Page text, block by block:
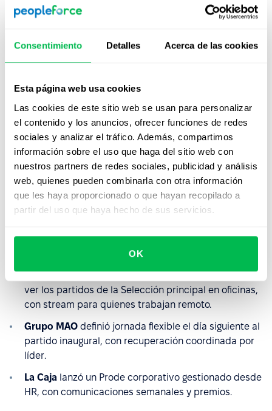
Consentimiento Detalles Acerca de las cookies
Esta página web usa cookies
Las cookies de este sitio web se usan para personalizar
el contenido y los anuncios, ofrecer funciones de redes
sociales y analizar el tráfico. Además, compartimos
información sobre el uso que haga del sitio web con
nuestros partners de redes sociales, publicidad y análisis
web, quienes pueden combinarla con otra información
que les haya proporcionado o que hayan recopilado a
partir del uso que haya hecho de sus servicios.
OK
Bonos, premios en efectivo, etc. No son parte del plan
Beneficios diferenciales por jerarquía.
igual a toda la plantilla. Si los directivos pueden ver los
partidos y los analistas no, el plan se rompió antes de
empezar.
El caso de tres empresas que
ya lo tienen claro
haciendo algunas marcas grandes con presencia en
Adidashabilitó espacios y transmisión interna para
ver los partidos de la Selección principal en oficinas,
con stream para quienes trabajan remoto.
Grupo MAO definió jornada flexible el día siguiente al
partido inaugural, con recuperación coordinada por
líder.
La Caja lanzó un Prode corporativo gestionado desde
HR, con comunicaciones semanales y premios.